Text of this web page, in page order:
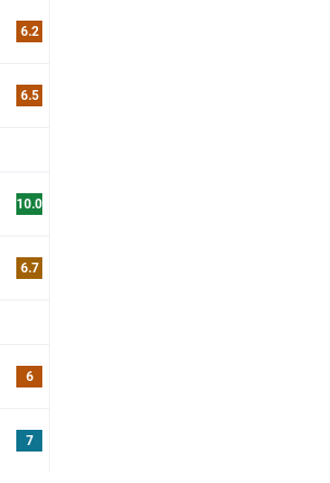
6.2
6.5
10.0
6.7
6
7